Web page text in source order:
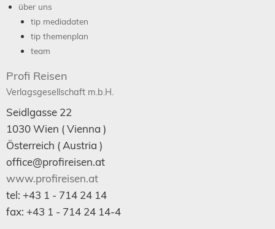
über uns
tip mediadaten
tip themenplan
team
Profi Reisen
Verlagsgesellschaft m.b.H.
Seidlgasse 22
1030Wien ( Vienna )
Österreich ( Austria )
office@profireisen.at
www.profireisen.at
tel: +43 1 - 714 24 14
fax: +43 1 - 714 24 14-4